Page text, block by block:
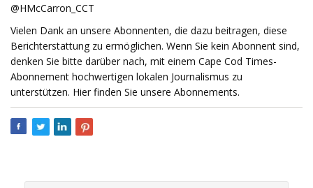
@HMcCarron_CCT
Vielen Dank an unsere Abonnenten, die dazu beitragen, diese
Berichterstattung zu ermöglichen. Wenn Sie kein Abonnent sind,
denken Sie bitte darüber nach, mit einem Cape Cod Times-
Abonnement hochwertigen lokalen Journalismus zu
unterstützen. Hier finden Sie unsere Abonnements.